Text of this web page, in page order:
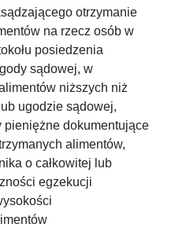
otrzymanie
na rzecz osób w
posiedzenia
sądowej, w
niższych niż
ugodzie sądowej,
pieniężne dokumentujące
alimentów,
o całkowitej lub
egzekucji